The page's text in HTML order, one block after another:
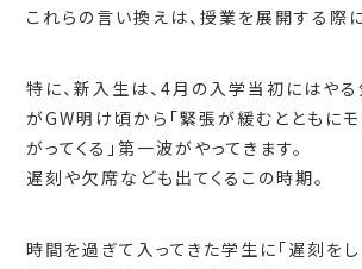
これらの言い換えは、授業を展開する際
特に、新入生は、4月の入学当初にはや
がGW明け頃から「緊張が緩むとともに
がってくる」第一波がやってきます。
遅刻や欠席なども出てくるこの時期。
時間を過ぎて入ってきた学生に「遅刻をし